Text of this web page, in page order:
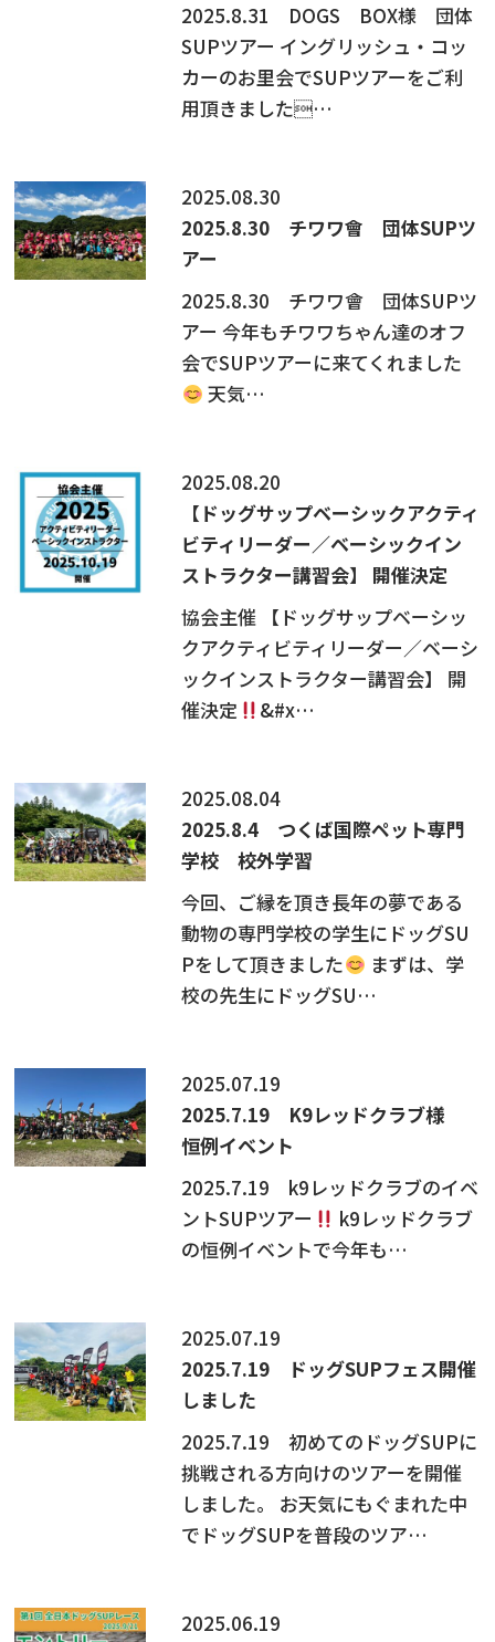
2025.8.31 DOGS BOX様 団体
SUPツアー イングリッシュ・コッ
カーのお里会でSUPツアーをご利
用頂きました…
2025.08.30
2025.8.30 チワワ會 団体SUPツ
アー
2025.8.30 チワワ會 団体SUPツ
アー 今年もチワワちゃん達のオフ
会でSUPツアーに来てくれました
天気…
2025.08.20
【ドッグサップベーシックアクティ
ビティリーダー／ベーシックイン
ストラクター講習会】 開催決定
協会主催 【ドッグサップベーシッ
クアクティビティリーダー／ベーシ
ックインストラクター講習会】 開
催決定
&#x…
2025.08.04
2025.8.4 つくば国際ペット専門
学校 校外学習
今回、ご縁を頂き長年の夢である
動物の専門学校の学生にドッグSU
Pをして頂きました
まずは、学
校の先生にドッグSU…
2025.07.19
2025.7.19 K9レッドクラブ様
恒例イベント
2025.7.19 k9レッドクラブのイベ
ントSUPツアー
k9レッドクラブ
の恒例イベントで今年も…
2025.07.19
2025.7.19 ドッグSUPフェス開催
しました
2025.7.19 初めてのドッグSUPに
挑戦される方向けのツアーを開催
しました。 お天気にもぐまれた中
でドッグSUPを普段のツア…
2025.06.19